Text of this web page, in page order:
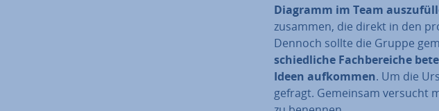
Diagramm im Team
zusammen, die direkt in den
Dennoch sollte die Gruppe
schied­li­che Fach­be­rei­che
Ideen aufkommen. Um die
gefragt. Gemeinsam versucht